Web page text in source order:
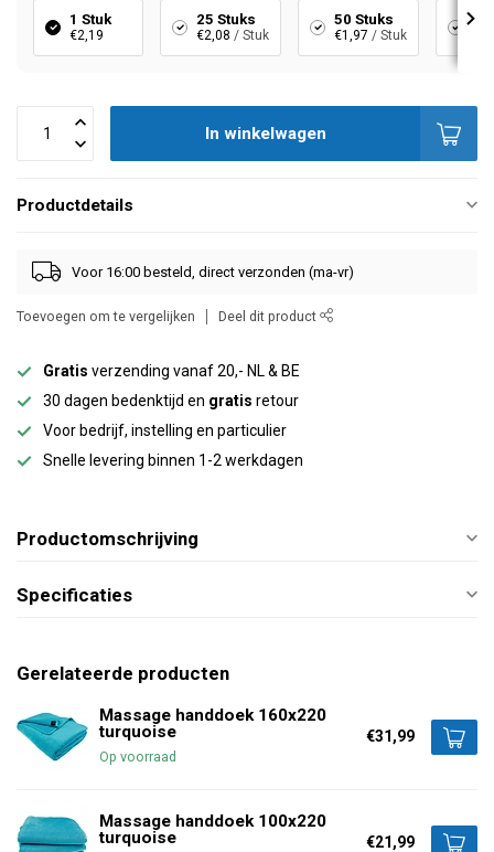
1 Stuk
€2,19
25 Stuks
€2,08 / Stuk
50 Stuks
€1,97 / Stuk
In winkelwagen
Productdetails
Voor 16:00 besteld, direct verzonden (ma-vr)
Toevoegen om te vergelijken Deel dit product
Gratis verzending vanaf 20,- NL & BE
30 dagen bedenktijd en gratis retour
Voor bedrijf, instelling en particulier
Snelle levering binnen 1-2 werkdagen
Productomschrijving
Specificaties
Gerelateerde producten
Massage handdoek 160x220
turquoise
Op voorraad
€31,99
Massage handdoek 100x220
turquoise
€21,99